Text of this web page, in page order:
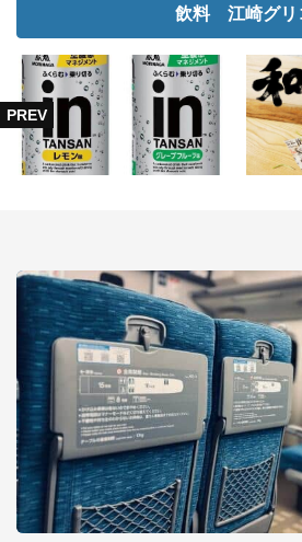
飲料 江崎グリ